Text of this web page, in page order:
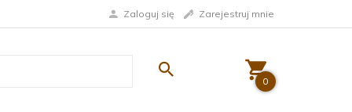
Zaloguj się Zarejestruj mnie
0